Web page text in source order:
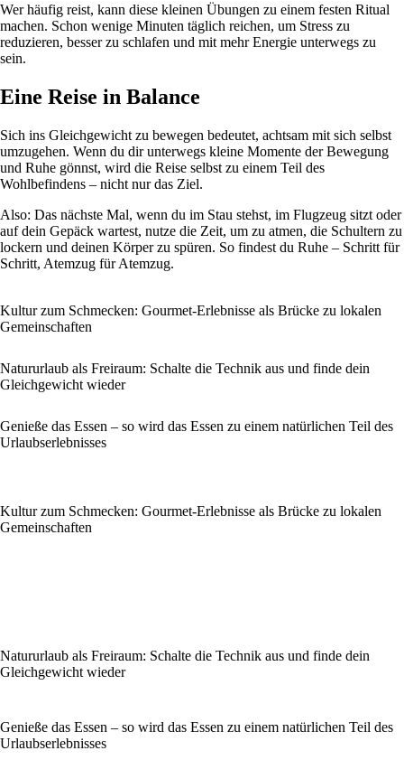
Wer häufig reist, kann diese kleinen Übungen zu einem festen Ritual
machen. Schon wenige Minuten täglich reichen, um Stress zu
reduzieren, besser zu schlafen und mit mehr Energie unterwegs zu
sein.
Eine Reise in Balance
Sich ins Gleichgewicht zu bewegen bedeutet, achtsam mit sich selbst
umzugehen. Wenn du dir unterwegs kleine Momente der Bewegung
und Ruhe gönnst, wird die Reise selbst zu einem Teil des
Wohlbefindens – nicht nur das Ziel.
Also: Das nächste Mal, wenn du im Stau stehst, im Flugzeug sitzt oder
auf dein Gepäck wartest, nutze die Zeit, um zu atmen, die Schultern zu
lockern und deinen Körper zu spüren. So findest du Ruhe – Schritt für
Schritt, Atemzug für Atemzug.
Kultur zum Schmecken: Gourmet-Erlebnisse als Brücke zu lokalen
Gemeinschaften
Natururlaub als Freiraum: Schalte die Technik aus und finde dein
Gleichgewicht wieder
Genieße das Essen – so wird das Essen zu einem natürlichen Teil des
Urlaubserlebnisses
Kultur zum Schmecken: Gourmet-Erlebnisse als Brücke zu lokalen
Gemeinschaften
Natururlaub als Freiraum: Schalte die Technik aus und finde dein
Gleichgewicht wieder
Genieße das Essen – so wird das Essen zu einem natürlichen Teil des
Urlaubserlebnisses